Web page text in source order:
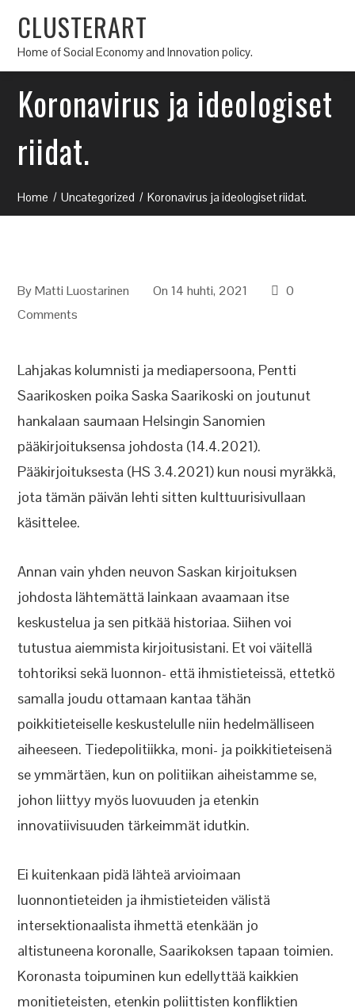
CLUSTERART
Home of Social Economy and Innovation policy.
Koronavirus ja ideologiset
riidat.
Home Uncategorized Koronavirus ja ideologiset riidat.
ByMatti Luostarinen On 14 huhti, 2021
0
Comments
Lahjakas kolumnisti ja mediapersoona, Pentti
Saarikosken poika Saska Saarikoski on joutunut
hankalaan saumaan Helsingin Sanomien
pääkirjoituksensa johdosta (14.4.2021).
Pääkirjoituksesta (HS 3.4.2021) kun nousi myräkkä,
jota tämän päivän lehti sitten kulttuurisivullaan
käsittelee.
Annan vain yhden neuvon Saskan kirjoituksen
johdosta lähtemättä lainkaan avaamaan itse
keskustelua ja sen pitkää historiaa. Siihen voi
tutustua aiemmista kirjoitusistani. Et voi väitellä
tohtoriksi sekä luonnon- että ihmistieteissä, ettetkö
samalla joudu ottamaan kantaa tähän
poikkitieteiselle keskustelulle niin hedelmälliseen
aiheeseen. Tiedepolitiikka, moni- ja poikkitieteisenä
se ymmärtäen, kun on politiikan aiheistamme se,
johon liittyy myös luovuuden ja etenkin
innovatiivisuuden tärkeimmät idutkin.
Ei kuitenkaan pidä lähteä arvioimaan
luonnontieteiden ja ihmistieteiden välistä
intersektionaalista ihmettä etenkään jo
altistuneena koronalle, Saarikoksen tapaan toimien.
Koronasta toipuminen kun edellyttää kaikkien
monitieteisten, etenkin poliittisten konfliktien